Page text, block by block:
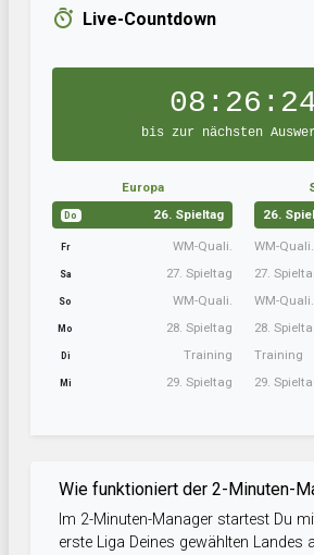
Live-Countdown
bis zur nächsten
Europa
Do 26. Spieltag
Fr WM-Quali.
Sa 27. Spieltag
So WM-Quali.
Mo 28. Spieltag
Di Training
Mi 29. Spieltag
26.
WM-Quali.
27.
WM-Quali.
28.
Training
29.
Wie funktioniert der 2-Minuten-
Im 2-Minuten-Manager startest Du
erste Liga Deines gewählten Landes